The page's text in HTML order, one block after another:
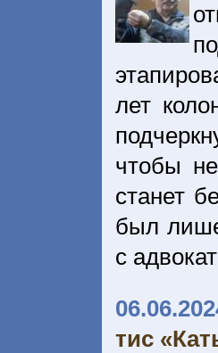
лет
чтобы
станет
был
с
тис